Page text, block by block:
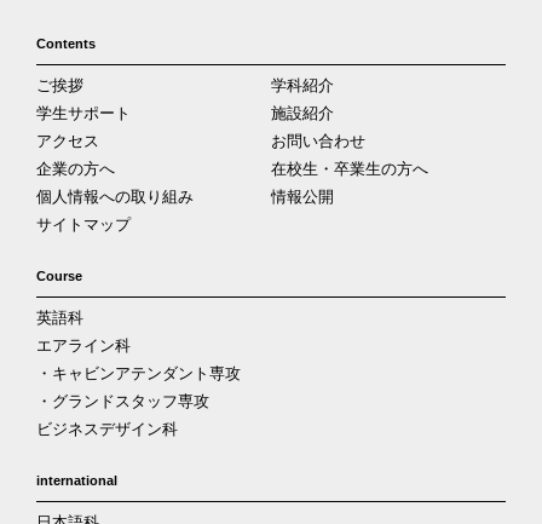
Contents
ご挨拶
学科紹介
学生サポート
施設紹介
アクセス
お問い合わせ
企業の方へ
在校生・卒業生の方へ
個人情報への取り組み
情報公開
サイトマップ
Course
英語科
エアライン科
・キャビンアテンダント専攻
・グランドスタッフ専攻
ビジネスデザイン科
international